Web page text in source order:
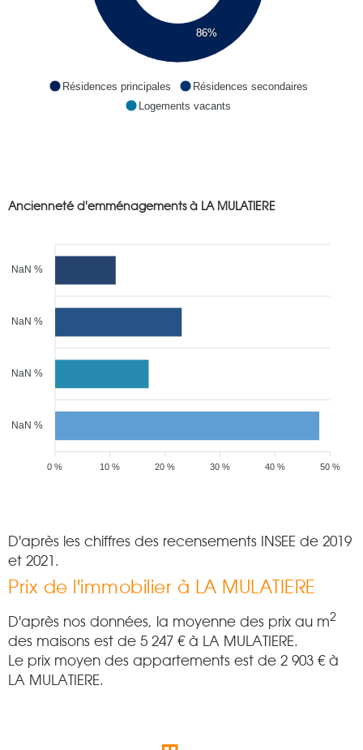
86%
Résidences principales
Résidences secondaires
Logements vacants
Ancienneté d'emménagements à LA MULATIERE
NaN %
NaN %
NaN %
NaN %
50 %
40 %
30 %
20 %
10 %
0 %
D'après les chiffres des recensements INSEE de 2019
et 2021.
Prix de l'immobilier à LA MULATIERE
D'après nos données, la moyenne des prix au m2
des maisons est de 5 247 € à LA MULATIERE.
Le prix moyen des appartements est de 2 903 € à
LA MULATIERE.